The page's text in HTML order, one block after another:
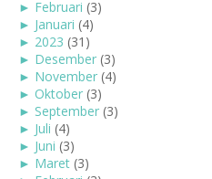
► Februari (3)
► Januari (4)
► 2023 (31)
► Desember (3)
► November (4)
► Oktober (3)
► September (3)
► Juli (4)
► Juni (3)
► Maret (3)